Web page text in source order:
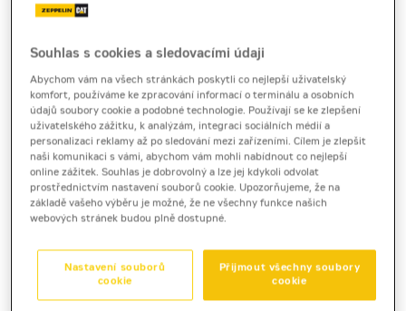
Technický list [3,0 MB] Produktový list [0,7 MB]
Brožura [2,4 MB]
Kolový nakladač Cat 988 XE s XE technologií přináší
nižší spotřebu, plynulý přenos výkonu a špičkovou
efektivitu v těžkých podmínkách.
TECHNICKÉ PARAMETRY
Souhlas s cookies a sledovacími údaji
Abychom vám na všech stránkách poskytli co nejlepší uživatelský
komfort, používáme ke zpracování informací o terminálu a osobních
údajů soubory cookie a podobné technologie. Používají se ke zlepšení
uživatelského zážitku, k analýzám, integraci sociálních médií a
personalizaci reklamy až po sledování mezi zařízeními. Cílem je zlepšit
naši komunikaci s vámi, abychom vám mohli nabídnout co nejlepší
online zážitek. Souhlas je dobrovolný a lze jej kdykoli odvolat
prostřednictvím nastavení souborů cookie. Upozorňujeme, že na
základě vašeho výběru je možné, že ne všechny funkce našich
webových stránek budou plně dostupné.
Přijmout všechny soubory
cookie
Nastavení souborů
cookie